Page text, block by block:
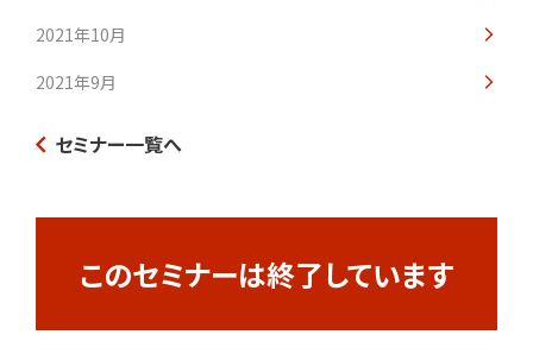
このセミナーは終了しています
2021年10月
2021年9月
セミナー一覧へ